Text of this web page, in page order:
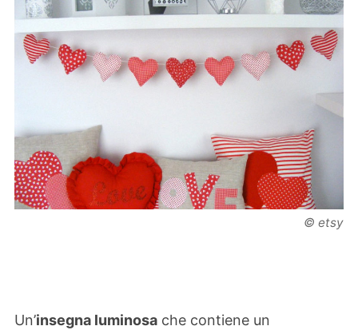
© etsy
Un’insegna luminosa che contiene un